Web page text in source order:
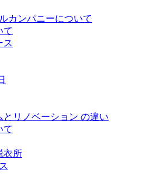
カンパニーについて
て
ス
とリノベーション の違い
て
衣所